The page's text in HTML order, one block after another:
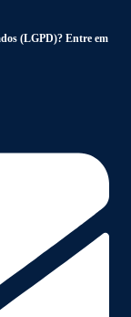
(LGPD)? Entre em